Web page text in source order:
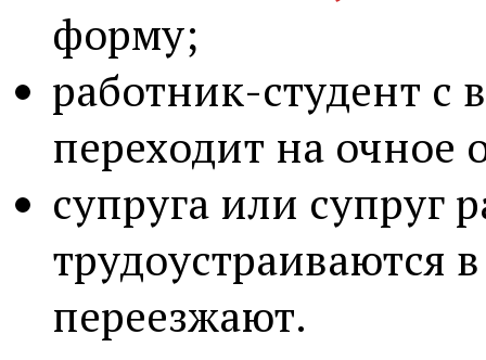
форму;
работник-студент с
переходит на очное
супруга или супруг
трудоустраиваются
переезжают.